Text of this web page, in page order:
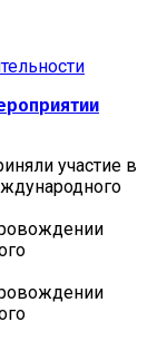
участие в